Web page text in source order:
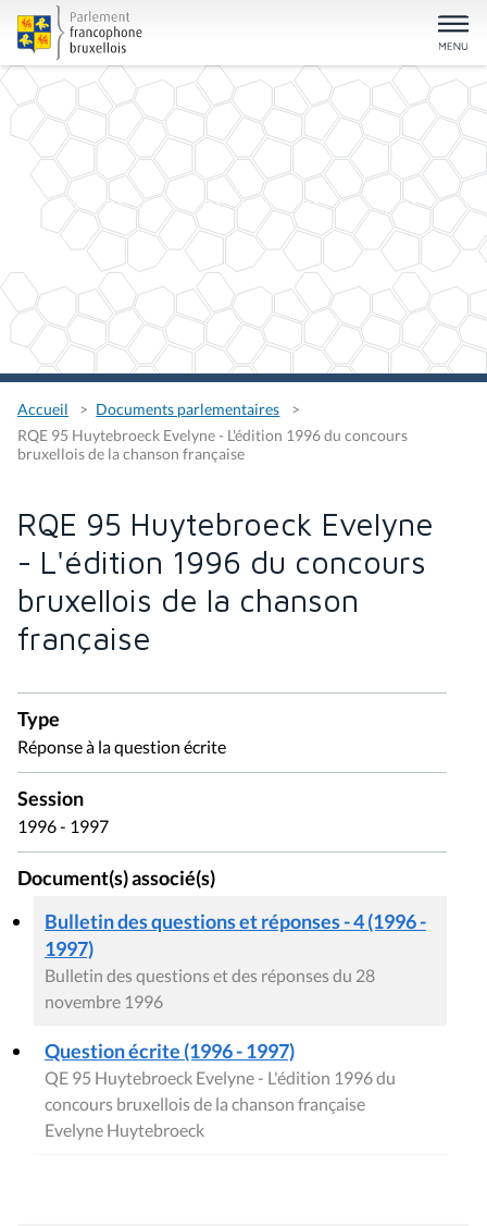
Accueil
Documents parlementaires
RQE 95 Huytebroeck Evelyne - L'édition 1996 du concours
bruxellois de la chanson française
RQE 95 Huytebroeck Evelyne
- L'édition 1996 du concours
bruxellois de la chanson
française
Type
Réponse à la question écrite
Session
1996 - 1997
Document(s) associé(s)
Bulletin des questions et réponses - 4 (1996 -
1997)
Bulletin des questions et des réponses du 28
novembre 1996
Question écrite (1996 - 1997)
QE 95 Huytebroeck Evelyne - L'édition 1996 du
concours bruxellois de la chanson française
Evelyne Huytebroeck